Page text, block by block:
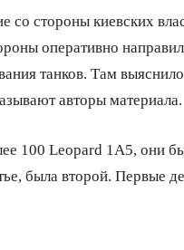
со стороны киевских
оперативно
танков. Там
авторы материала.
100 Leopard 1A5, они
была второй. Первые